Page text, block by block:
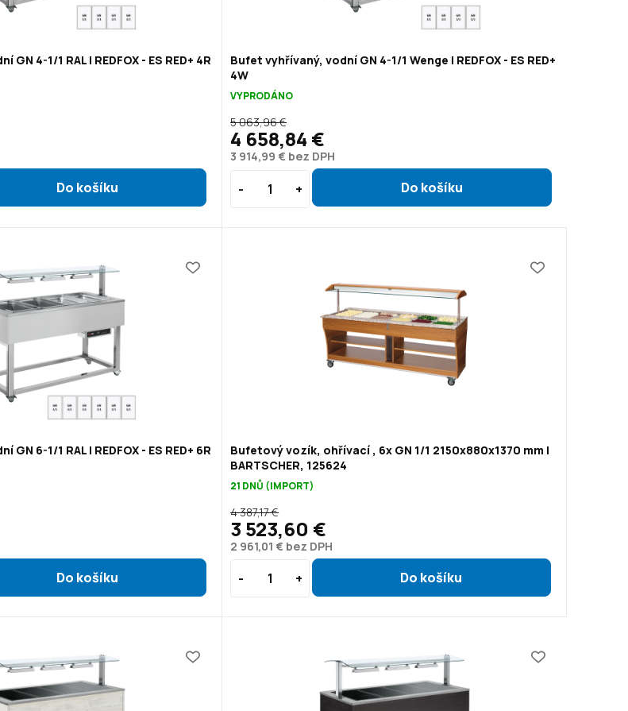
4-1/1 RAL | REDFOX - ES RED+ 4R
Bufet vyhřívaný, vodní GN 4-1/1 Wenge | REDFOX - ES RED+
4W
VYPRODÁNO
3 914,99 € bez DPH
5 063,96 €
4 658,84 €
6-1/1 RAL | REDFOX - ES RED+ 6R
Bufetový vozík, ohřívací , 6x GN 1/1 2150x880x1370 mm |
BARTSCHER, 125624
21 DNŮ (IMPORT)
2 961,01 € bez DPH
4 387,17 €
3 523,60 €